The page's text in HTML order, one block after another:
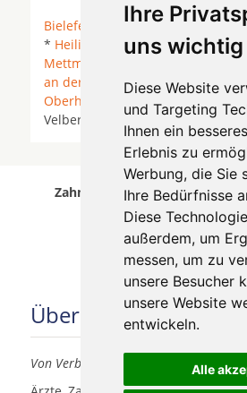
Ihre
uns wichtig
Diese Website
und Targeting
Ihnen ein
Erlebnis zu
Werbung, die Sie
Ihre Bedürfnisse
Diese
außerdem, um
messen, um zu
unsere Besucher
unsere Website
entwickeln.
Alle
Bielefeld Duisburg * Düsseldorf
* Heiligenhaus*Kaarst*Krefeld
Mettmann
*
an der Ruhr
* Neukirchen-Vluyn
Oberhausen
Ratingen
*
Velbert *
Willich* Wuppertal *
Zahnärzte für Zahnimplantete
wurde am 06 August
Über uns
Von Verbrauchern für Verbraucher